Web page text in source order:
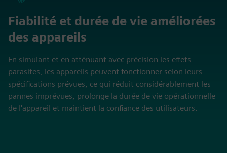
Fiabilité et durée de vie améliorées
des appareils
En simulant et en atténuant avec précision les effets
parasites, les appareils peuvent fonctionner selon leurs
spécifications prévues, ce qui réduit considérablement les
pannes imprévues, prolonge la durée de vie opérationnelle
de l'appareil et maintient la confiance des utilisateurs.